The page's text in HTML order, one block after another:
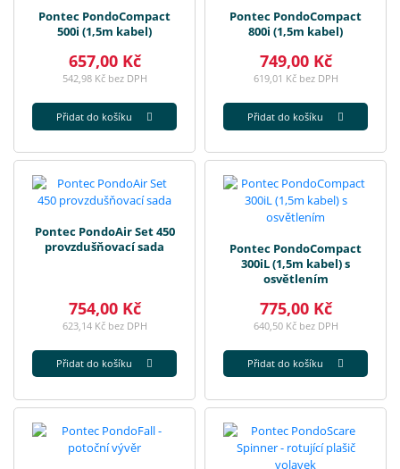
Pontec PondoCompact
500i (1,5m kabel)
657,00 Kč
542,98 Kč bez DPH
Přidat do košíku
Pontec PondoCompact
800i (1,5m kabel)
749,00 Kč
619,01 Kč bez DPH
Přidat do košíku
Pontec PondoAir Set 450
provzdušňovací sada
754,00 Kč
623,14 Kč bez DPH
Přidat do košíku
Pontec PondoCompact
300iL (1,5m kabel) s
osvětlením
775,00 Kč
640,50 Kč bez DPH
Přidat do košíku